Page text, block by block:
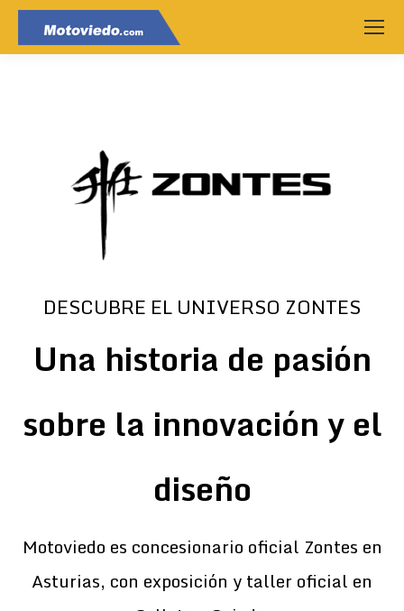
DESCUBRE EL UNIVERSO ZONTES
Una historia de pasión
sobre la innovación y el
diseño
Motoviedo es concesionario oficial Zontes en
Asturias, con exposición y taller oficial en